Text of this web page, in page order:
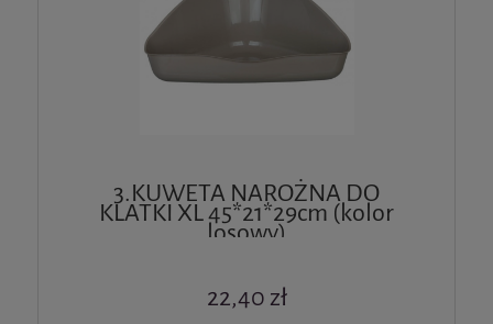
3.KUWETA NAROŻNA DO
KLATKI XL 45*21*29cm (kolor
losowy)
22,40 zł